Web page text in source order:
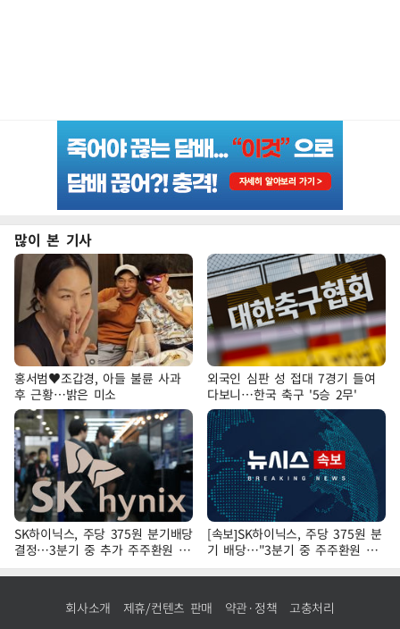
많이 본 기사
홍서범♥조갑경, 아들 불륜 사과
후 근황…밝은 미소
외국인 심판 성 접대 7경기 들여
다보니…한국 축구 '5승 2무'
SK하이닉스, 주당 375원 분기배당
결정…3분기 중 추가 주주환원 발
표
[속보]SK하이닉스, 주당 375원 분
기 배당…"3분기 중 주주환원 방
안 확정"
회사소개 제휴/컨텐츠 판매 약관·정책 고충처리